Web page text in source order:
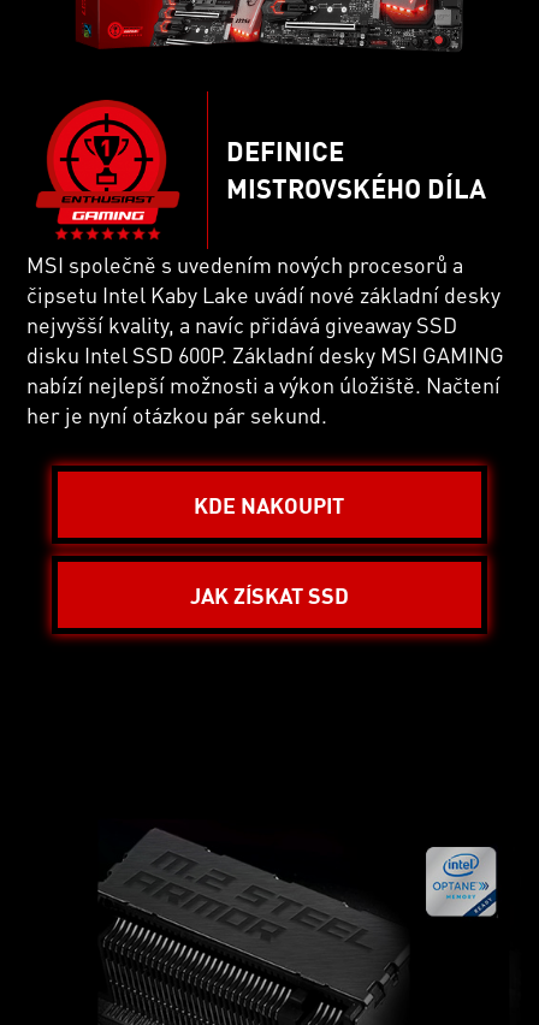
DEFINICE
MISTROVSKÉHO DÍLA
MSI společně s uvedením nových procesorů a
čipsetu Intel Kaby Lake uvádí nové základní desky
nejvyšší kvality, a navíc přidává giveaway SSD
disku Intel SSD 600P. Základní desky MSI GAMING
nabízí nejlepší možnosti a výkon úložiště. Načtení
her je nyní otázkou pár sekund.
KDE NAKOUPIT
JAK ZÍSKAT SSD